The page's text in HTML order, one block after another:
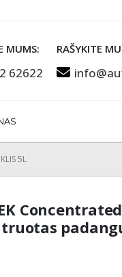
MUMS:
62622
RAŠYKITE
5L